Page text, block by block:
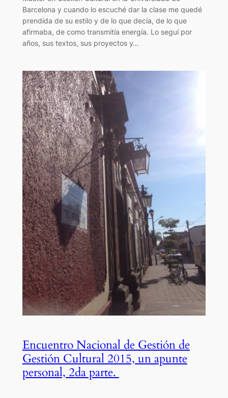
Barcelona y cuando lo escuché dar la clase me quedé
prendida de su estilo y de lo que decía, de lo que
afirmaba, de como transmitía energía. Lo seguí por
años, sus textos, sus proyectos y…
Encuentro Nacional de Gestión de
Gestión Cultural 2015, un apunte
personal, 2da parte.